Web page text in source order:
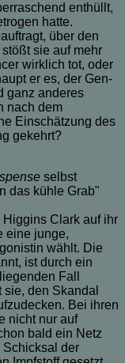
enthüllt,
hatte.
über den
sie auf mehr
wirklich tot, oder
er es, der Gen-
ganz anderes
nach dem
Einschätzung des
gekehrt?
selbst
das kühle Grab"
Clark auf ihr
eine junge,
wählt. Die
ist durch ein
Fall
den Skandal
Bei ihren
nicht nur auf
bald ein Netz
Schicksal der